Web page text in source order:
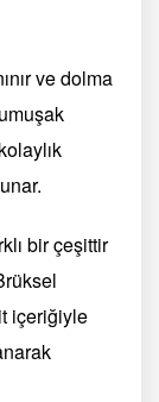
ve dolma
bir çeşittir
içeriğiyle